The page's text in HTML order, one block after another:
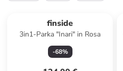
finside
3in1-Parka "Inari" in Rosa
-68%